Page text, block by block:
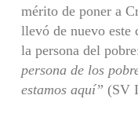
mérito de poner a
llevó de nuevo este
la persona del
persona de los
estamos aquí” (SV